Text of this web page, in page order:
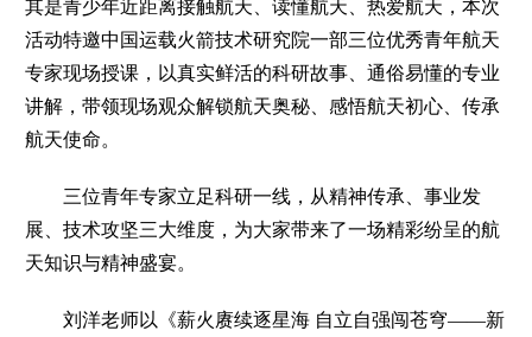
其是青少年近距离接触航天、读懂航天、热爱航天，本次
活动特邀中国运载火箭技术研究院一部三位优秀青年航天
专家现场授课，以真实鲜活的科研故事、通俗易懂的专业
讲解，带领现场观众解锁航天奥秘、感悟航天初心、传承
航天使命。
三位青年专家立足科研一线，从精神传承、事业发
展、技术攻坚三大维度，为大家带来了一场精彩纷呈的航
天知识与精神盛宴。
刘洋老师以《薪火赓续逐星海 自立自强闯苍穹——新